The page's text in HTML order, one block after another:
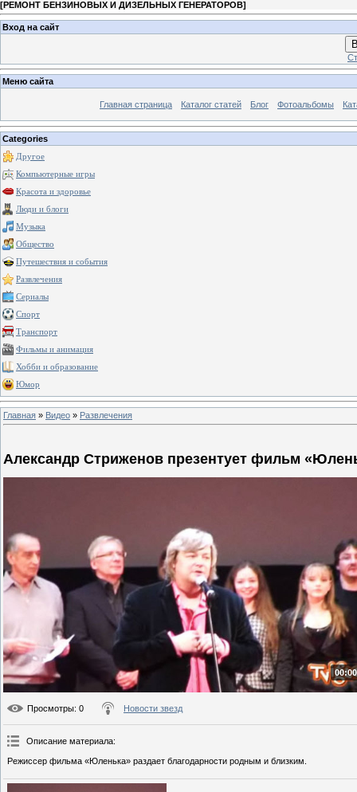
[РЕМОНТ БЕНЗИНОВЫХ И ДИЗЕЛЬНЫХ ГЕНЕРАТОРОВ]
Вход на сайт
Меню сайта
Главная страница Каталог статей Блог Фотоальбомы
Categories
Другое
Компьютерные игры
Красота и здоровье
Люди и блоги
Музыка
Общество
Путешествия и события
Развлечения
Сериалы
Спорт
Транспорт
Фильмы и анимация
Хобби и образование
Юмор
Главная » Видео » Развлечения
Александр Стриженов презентует фильм
Просмотры: 0 Новости звезд
Описание материала:
Режиссер фильма «Юленька» раздает благодарности родным и близким.